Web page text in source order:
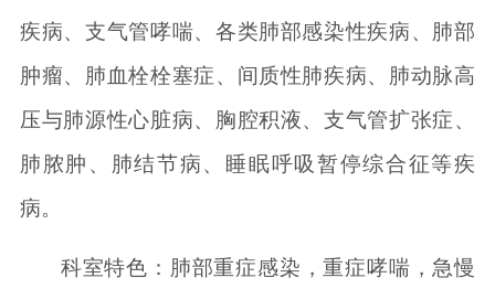
疾病、支气管哮喘、 各类肺部感染性疾病、 肺部
肿瘤、肺血栓栓塞症、间质性肺疾病、肺动脉高
压与肺源性心脏病、
胸腔积液、支气管扩张症、
肺脓肿、肺结节病、睡眠呼吸暂停综合征等疾
病。
科室特色：肺部重症感染，重症哮喘， 急慢